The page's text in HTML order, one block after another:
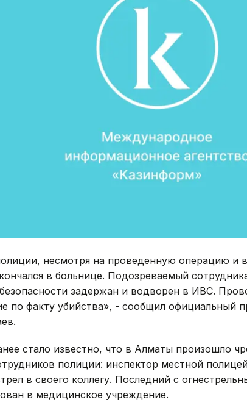
несмотря на проведенную операцию и
в больнице. Подозреваемый
задержан и водворен в ИВС.
по факту убийства», - сообщил официальный
стало известно, что в Алматы произошло
полиции: инспектор местной
в своего коллегу. Последний с
в медицинское учреждение.